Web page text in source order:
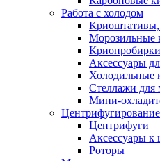
Работа с холодом
Криоштативы,
Морозильные
Аксессуары
Холодильные
Стеллажи для
Мини-
Центрифугирование
Центрифуги
Аксессуары к
Роторы